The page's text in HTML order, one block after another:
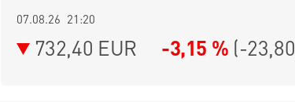
07.08.26 21:20
732,40 EUR -3,15 % (-23,80